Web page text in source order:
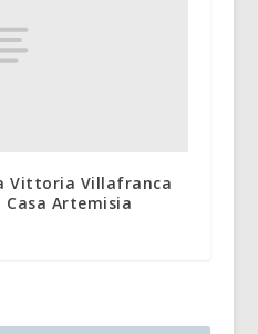
Vittoria Villafranca
Artemisia